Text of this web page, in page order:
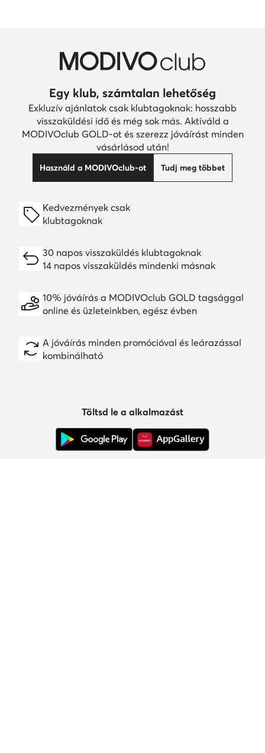
Egy klub, számtalan lehetőség
Exkluzív ajánlatok csak klubtagoknak: hosszabb
visszaküldési idő és még sok más. Aktiváld a
MODIVOclub GOLD-ot és szerezz jóváírást minden
vásárlásod után!
Használd a MODIVOclub-ot Tudj meg többet
Kedvezmények csak
klubtagoknak
30 napos visszaküldés klubtagoknak
14 napos visszaküldés mindenki másnak
10% jóváírás a MODIVOclub GOLD tagsággal
online és üzleteinkben, egész évben
A jóváírás minden promócióval és leárazással
kombinálható
Töltsd le a alkalmazást